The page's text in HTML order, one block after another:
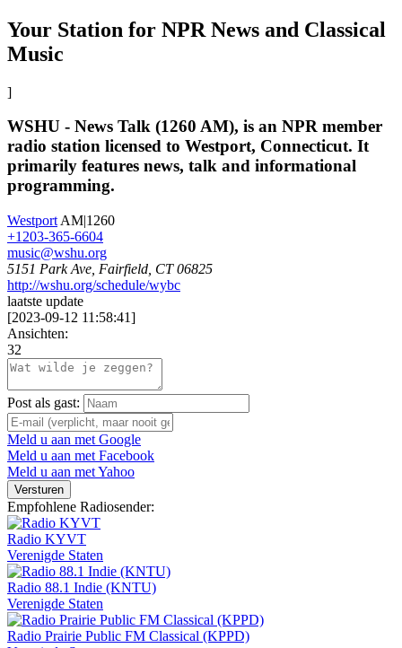
Your Station for NPR News and Classical
Music
]
WSHU - News Talk (1260 AM), is an NPR member
radio station licensed to Westport, Connecticut. It
primarily features news, talk and informational
programming.
Westport AM|1260
+1203-365-6604
music@wshu.org
5151 Park Ave, Fairfield, CT 06825
http://wshu.org/schedule/wybc
laatste update
[2023-09-12 11:58:41]
Ansichten:
32
Post als gast:
Meld u aan met Google
Meld u aan met Facebook
Meld u aan met Yahoo
Versturen
Empfohlene Radiosender:
Radio KYVT
Verenigde Staten
Radio 88.1 Indie (KNTU)
Verenigde Staten
Radio Prairie Public FM Classical (KPPD)